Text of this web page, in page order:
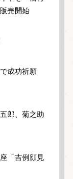
売開始
成功祈願
郎、菊之助
「吉例顔見